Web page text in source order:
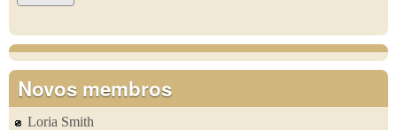
Novos membros
Loria Smith